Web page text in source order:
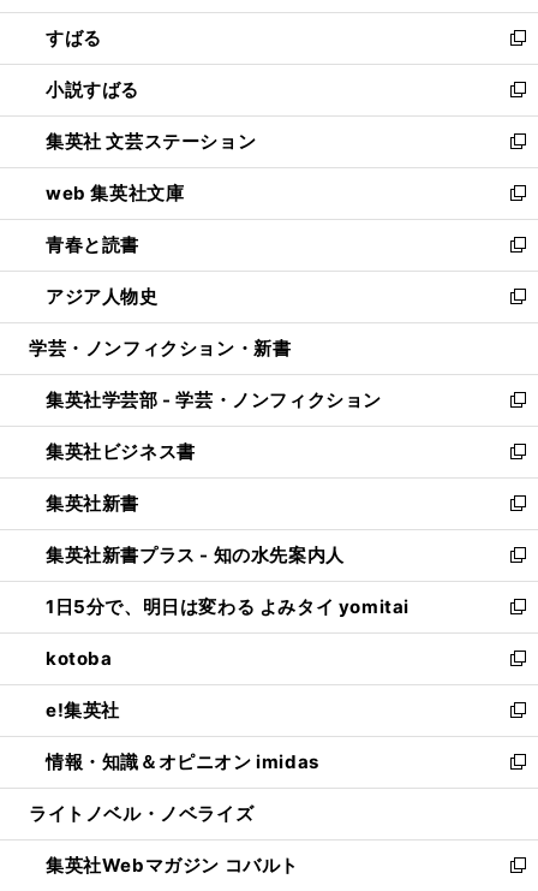
開
く
ウ
で
開
く
ン
ド
ウ
で
開
く
すばる
新
し
い
ウ
ィ
ン
ド
ウ
で
開
く
小説すばる
新
し
い
ウ
ィ
ン
ド
ウ
で
開
集英社 文芸ステーション
新
し
い
ウ
ィ
ン
ド
ウ
開
く
web 集英社文庫
新
し
い
ウ
ィ
ン
ウ
で
開
く
青春と読書
新
し
い
ウ
ン
ド
ウ
で
開
く
アジア人物史
新
し
ウ
ィ
ン
ド
ウ
で
開
く
学芸・ノンフィクション・新書
集英社学芸部 - 学芸・ノンフィクション
新
し
い
ウ
ィ
ン
ド
ウ
で
開
く
集英社ビジネス書
新
し
い
ウ
ィ
ン
ド
ウ
で
開
く
集英社新書
新
し
い
ウ
ィ
ン
ド
ウ
で
開
く
集英社新書プラス - 知の水先案内人
新
し
い
ウ
ィ
ン
ド
ウ
で
開
1日5分で、明日は変わる よみタイ yomitai
新
し
い
ウ
ィ
ン
ド
ウ
開
く
kotoba
新
し
い
ウ
ィ
ン
ウ
で
e!集英社
新
し
い
ウ
ン
ド
情報・知識＆オピニオン imidas
新
し
ウ
ィ
ライトノベル・ノベライズ
集英社Webマガジン コバルト
新